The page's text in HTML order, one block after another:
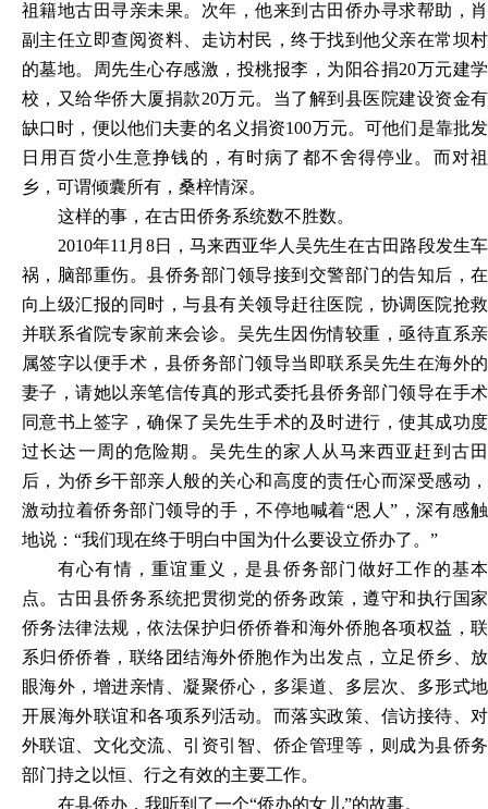
祖籍地古田寻亲未果。次年，他来到古田侨办寻求帮助，肖
副主任立即查阅资料、走访村民，终于找到他父亲在常坝村
的墓地。周先生心存感激，投桃报李，为阳谷捐20万元建学
校，又给华侨大厦捐款20万元。当了解到县医院建设资金有
缺口时，便以他们夫妻的名义捐资100万元。可他们是靠批发
日用百货小生意挣钱的，有时病了都不舍得停业。而对祖
乡，可谓倾囊所有，桑梓情深。
这样的事，在古田侨务系统数不胜数。
2010年11月8日，马来西亚华人吴先生在古田路段发生车
祸，脑部重伤。县侨务部门领导接到交警部门的告知后，在
向上级汇报的同时，与县有关领导赶往医院，协调医院抢救
并联系省院专家前来会诊。吴先生因伤情较重，亟待直系亲
属签字以便手术，县侨务部门领导当即联系吴先生在海外的
妻子，请她以亲笔信传真的形式委托县侨务部门领导在手术
同意书上签字，确保了吴先生手术的及时进行，使其成功度
过长达一周的危险期。吴先生的家人从马来西亚赶到古田
后，为侨乡干部亲人般的关心和高度的责任心而深受感动，
激动拉着侨务部门领导的手，不停地喊着“恩人”，深有感触
地说：“我们现在终于明白中国为什么要设立侨办了。”
有心有情，重谊重义，是县侨务部门做好工作的基本
点。古田县侨务系统把贯彻党的侨务政策，遵守和执行国家
侨务法律法规，依法保护归侨侨眷和海外侨胞各项权益，联
系归侨侨眷，联络团结海外侨胞作为出发点，立足侨乡、放
眼海外，增进亲情、凝聚侨心，多渠道、多层次、多形式地
开展海外联谊和各项系列活动。而落实政策、信访接待、对
外联谊、文化交流、引资引智、侨企管理等，则成为县侨务
部门持之以恒、行之有效的主要工作。
在县侨办，我听到了一个“侨办的女儿”的故事。